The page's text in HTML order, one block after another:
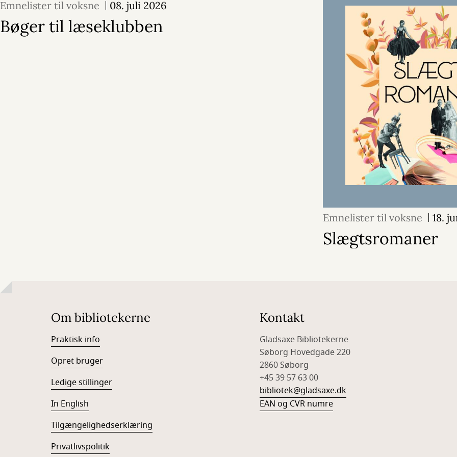
Emnelister til voksne 08. juli 2026
Bøger til læseklubben
Emnelister til voksne 18.
Slægtsromaner
Om bibliotekerne
Praktisk info
Opret bruger
Ledige stillinger
In English
Tilgængelighedserklæring
Privatlivspolitik
Kontakt
Gladsaxe Bibliotekerne
Søborg Hovedgade 220
2860 Søborg
+45 39 57 63 00
bibliotek@gladsaxe.dk
EAN og CVR numre